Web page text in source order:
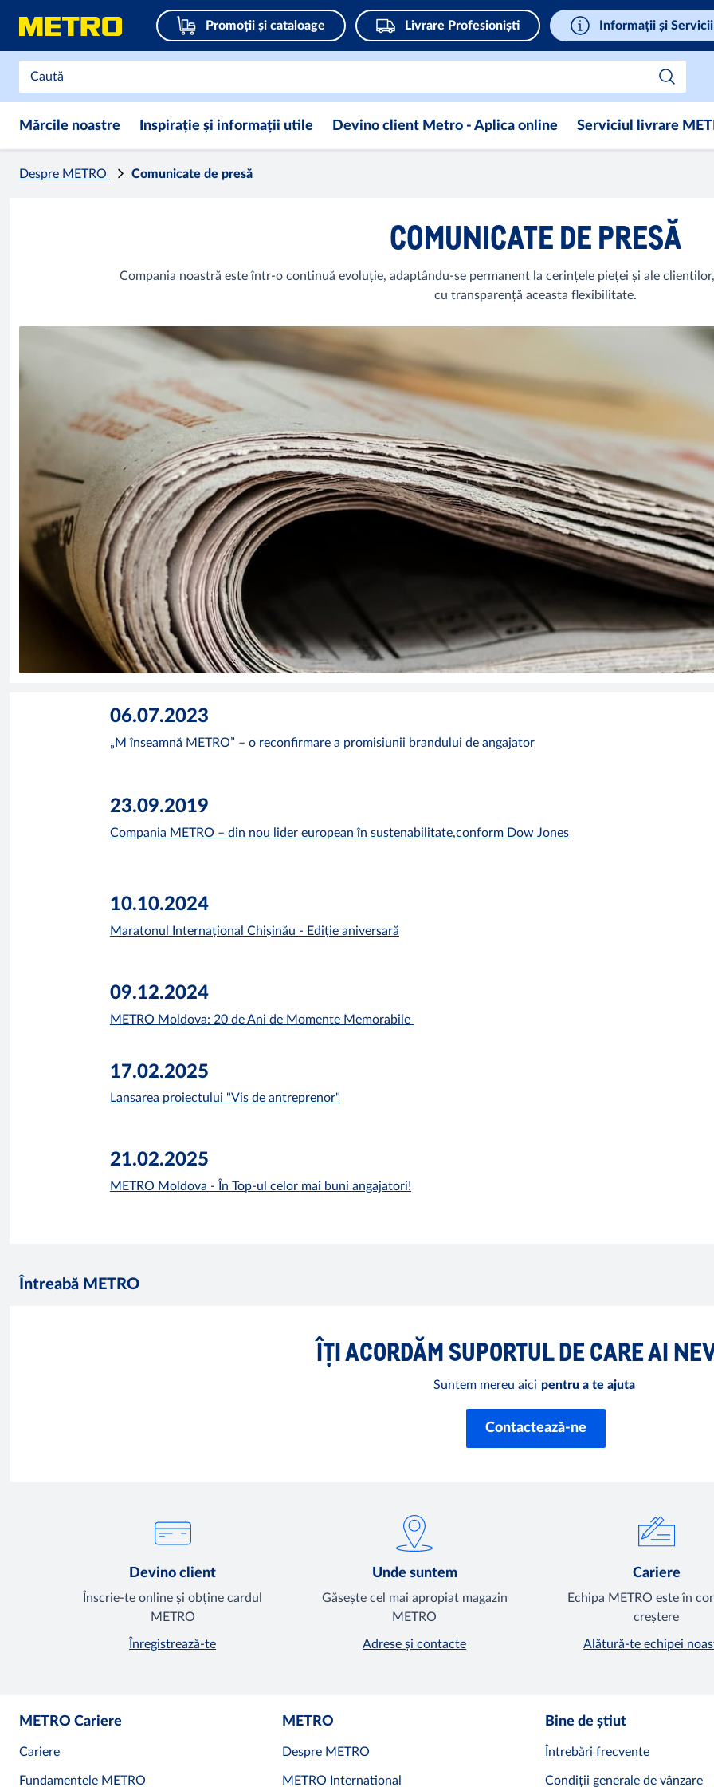
Promoții și cataloage Livrare Profesioniști Informații și Servicii
Mărcile noastre Inspirație și informații utile Devino client Metro - Aplica online Serviciul livrare
Despre METRO Comunicate de presă
COMUNICATE DE PRESĂ
Compania noastră este într-o continuă evoluție, adaptându-se permanent la cerințele pieței și ale
cu transparență aceasta flexibilitate.
06.07.2023
„M înseamnă METRO” – o reconfirmare a promisiunii brandului de angajator
23.09.2019
Compania METRO – din nou lider european în sustenabilitate,conform Dow Jones
10.10.2024
Maratonul Internațional Chișinău - Ediție aniversară
09.12.2024
METRO Moldova: 20 de Ani de Momente Memorabile
17.02.2025
Lansarea proiectului "Vis de antreprenor"
21.02.2025
METRO Moldova - În Top-ul celor mai buni angajatori!
Întreabă METRO
ÎȚI ACORDĂM SUPORTUL DE CARE AI
Suntem mereu aici pentru a te ajuta
Contactează-ne
Devino client
Înscrie-te online și obține cardul
METRO
Înregistrează-te
Unde suntem
Găsește cel mai apropiat magazin
METRO
Adrese și contacte
Cariere
Echipa METRO este în
creștere
Alătură-te echipei
METRO Cariere
Cariere
Fundamentele METRO
METRO
Despre METRO
METRO International
Bine de știut
Întrebări frecvente
Condiții generale de vânzare